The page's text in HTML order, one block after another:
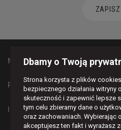
ZAPISZ
MAPA STRONY
PŁATNOŚCI I DOSTAWA
INFORMACJE
Dbamy o Twoją
Strona korzysta z plików
bezpiecznego działania witryny
skuteczność i zapewnić lepsze
tym celu zbieramy dane o
oraz zachowaniach. Wybierając
akceptujesz ten fakt i wyrażasz